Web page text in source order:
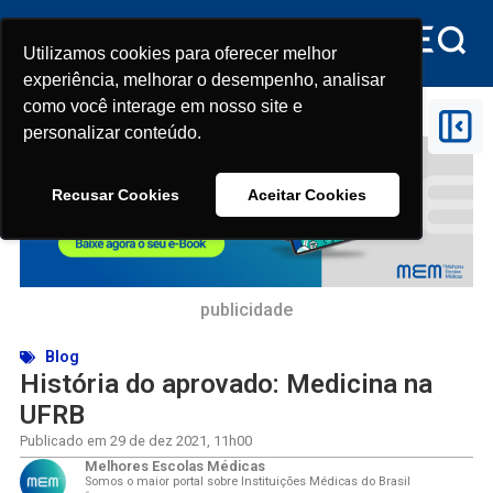
Utilizamos cookies para oferecer melhor
experiência, melhorar o desempenho, analisar
como você interage em nosso site e
personalizar conteúdo.
Recusar Cookies Aceitar Cookies
Utilizamos cookies para oferecer melhor
experiência, melhorar o desempenho, analisar
como você interage em nosso site e
personalizar conteúdo.
Recusar Cookies Aceitar Cookies
História do aprovado: Medicina na UFRB
publicidade
Blog
História do aprovado: Medicina na
UFRB
Publicado em 29 de dez 2021 , 11h00
Melhores Escolas Médicas
Somos o maior portal sobre Instituições Médicas do Brasil